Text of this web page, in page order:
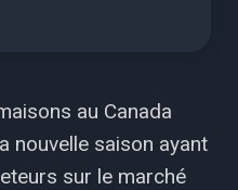
au Canada
nouvelle saison ayant
sur le marché